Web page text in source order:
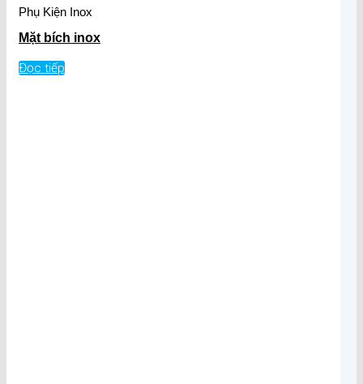
Phụ Kiện Inox
Mặt bích inox
Đọc tiếp